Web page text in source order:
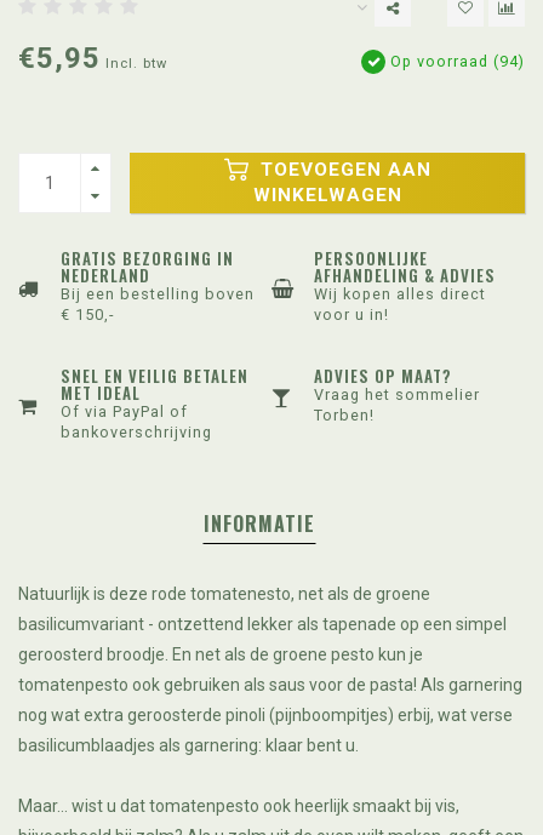
€5,95 Incl. btw Op voorraad (94)
TOEVOEGEN AAN
WINKELWAGEN
GRATIS BEZORGING IN
NEDERLAND
Bij een bestelling boven
€ 150,-
PERSOONLIJKE
AFHANDELING & ADVIES
Wij kopen alles direct
voor u in!
SNEL EN VEILIG BETALEN
MET IDEAL
Of via PayPal of
bankoverschrijving
ADVIES OP MAAT?
Vraag het sommelier
Torben!
INFORMATIE
Natuurlijk is deze rode tomatenesto, net als de groene
basilicumvariant - ontzettend lekker als tapenade op een simpel
geroosterd broodje. En net als de groene pesto kun je
tomatenpesto ook gebruiken als saus voor de pasta! Als garnering
nog wat extra geroosterde pinoli (pijnboompitjes) erbij, wat verse
basilicumblaadjes als garnering: klaar bent u.
Maar... wist u dat tomatenpesto ook heerlijk smaakt bij vis,